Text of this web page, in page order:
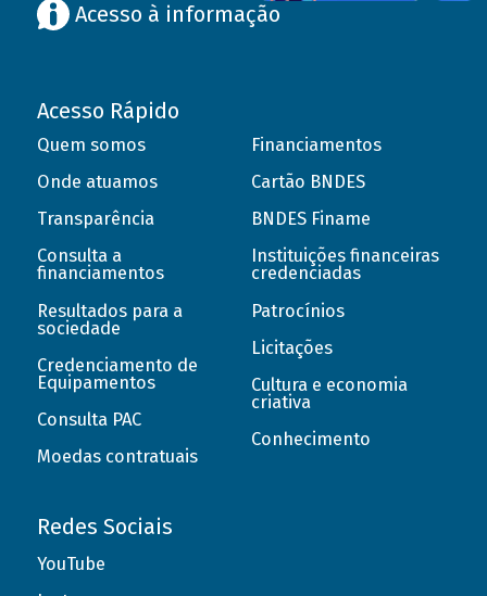
Acesso à informação
Acesso Rápido
Quem somos
Onde atuamos
Transparência
Consulta a
financiamentos
Resultados para a
sociedade
Credenciamento de
Equipamentos
Consulta PAC
Moedas contratuais
Financiamentos
Cartão BNDES
BNDES Finame
Instituições financeiras
credenciadas
Patrocínios
Licitações
Cultura e economia
criativa
Conhecimento
Redes Sociais
YouTube